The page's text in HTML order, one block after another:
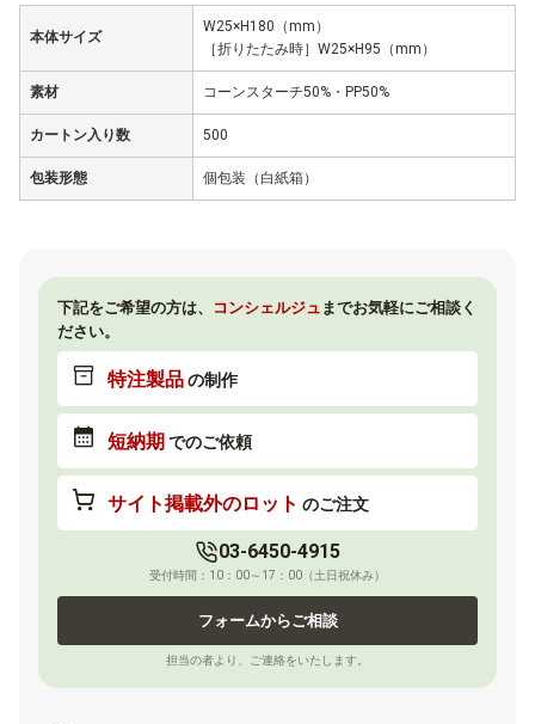
本体サイズ
W25×H180（mm）
［折りたたみ時］W25×H95（mm）
素材 コーンスターチ50%・PP50%
カートン入り数 500
包装形態 個包装（白紙箱）
下記をご希望の方は、 コンシェルジュ までお気軽にご相談く
ださい。
特注製品の制作
短納期でのご依頼
サイト掲載外のロット のご注文
03-6450-4915
受付時間：10：00～17：00（土日祝休み）
フォームからご相談
担当の者より、ご連絡をいたします。